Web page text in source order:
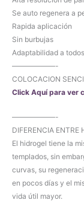
Se auto regenera a
Rapida aplicación
Sin burbujas
Adaptabilidad a
——————-
COLOCACION
Click Aquí para ver
——————-
DIFERENCIA ENTRE
El hidrogel tiene la
templados, sin
curvas, su
en pocos días y el
vida útil mayor.